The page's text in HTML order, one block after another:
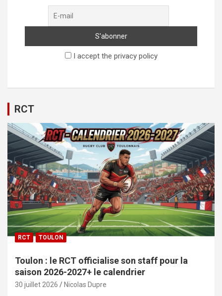
I accept the privacy policy
RCT
RCT TOULON
Toulon : le RCT officialise son staff pour la
saison 2026-2027+ le calendrier
30 juillet 2026 Nicolas Dupre